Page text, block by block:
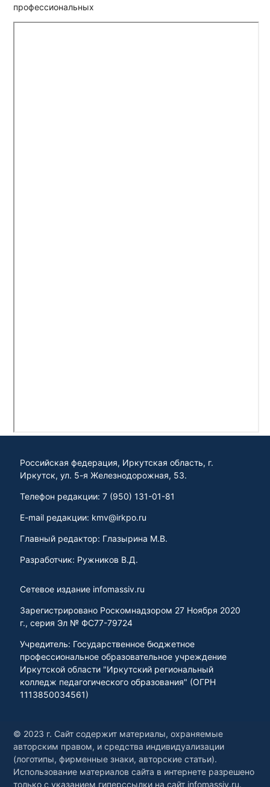
профессиональных
Российская федерация, Иркутская область, г.
Иркутск, ул. 5-я Железнодорожная, 53.
Телефон редакции: 7 (950) 131-01-81
E-mail редакции: kmv@irkpo.ru
Главный редактор: Глазырина М.В.
Разработчик: Ружников В.Д.
Сетевое издание infomassiv.ru
Зарегистрировано Роскомнадзором 27 Ноября 2020
г., серия Эл № ФС77-79724
Учредитель: Государственное бюджетное
профессиональное образовательное учреждение
Иркутской области "Иркутский региональный
колледж педагогического образования" (ОГРН
1113850034561)
© 2023 г. Сайт содержит материалы, охраняемые
авторским правом, и средства индивидуализации
(логотипы, фирменные знаки, авторские статьи).
Использование материалов сайта в интернете разрешено
только с указанием гиперссылки на сайт infomassiv.ru.